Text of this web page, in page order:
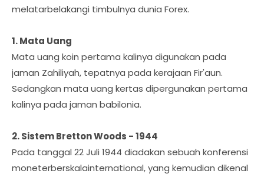
melatarbelakangi timbulnya dunia Forex.
1. Mata Uang
Mata uang koin pertama kalinya digunakan pada
jaman Zahiliyah, tepatnya pada kerajaan Fir'aun.
Sedangkan mata uang kertas dipergunakan pertama
kalinya pada jaman babilonia.
2. Sistem Bretton Woods - 1944
Pada tanggal 22 Juli 1944 diadakan sebuah konferensi
moneterberskalainternational, yang kemudian dikenal